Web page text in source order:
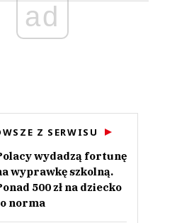
ad
Z SERWISU
wydadzą fortunę
wyprawkę szkolną.
500 zł na dziecko
norma